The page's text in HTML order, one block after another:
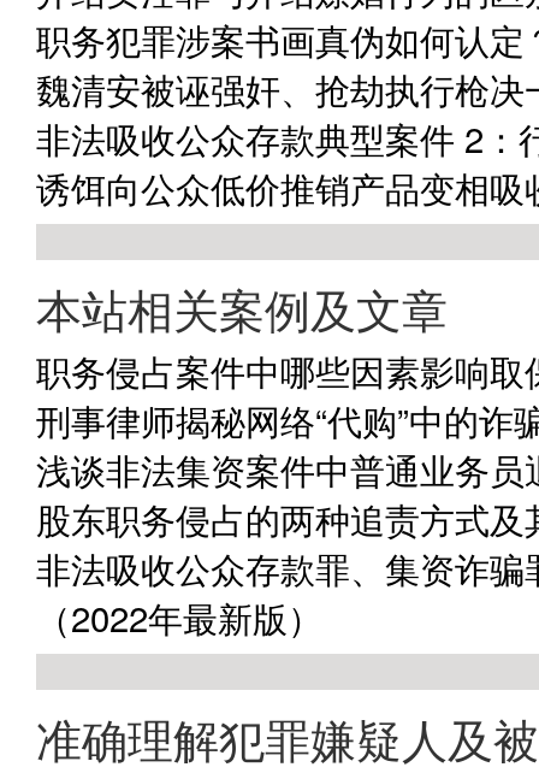
职务犯罪涉案书画真伪如何认
魏清安被诬强奸、抢劫执行枪
非法吸收公众存款典型案件 2
诱饵向公众低价推销产品变相
本站相关案例及文章
职务侵占案件中哪些因素影响
刑事律师揭秘网络“代购”中的诈
浅谈非法集资案件中普通业务
股东职务侵占的两种追责方式及
非法吸收公众存款罪、集资诈
（2022年最新版）
准确理解犯罪嫌疑人及